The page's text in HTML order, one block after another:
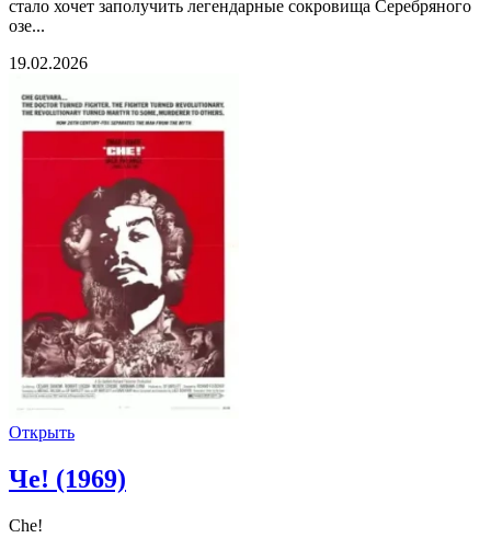
стало хочет заполучить легендарные сокровища Серебряного
озе...
19.02.2026
Открыть
Че! (1969)
Che!